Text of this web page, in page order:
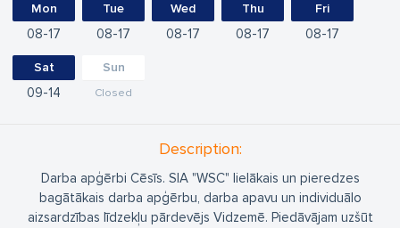
Mon
08 17
Tue
08 17
Wed
08 17
Thu
08 17
Fri
08 17
Sat
09 14
Sun
Closed
Description:
Darba apģērbi Cēsīs. SIA "WSC" lielākais un pieredzes
bagātākais darba apģērbu, darba apavu un individuālo
aizsardzības līdzekļu pārdevējs Vidzemē. Piedāvājam uzšūt